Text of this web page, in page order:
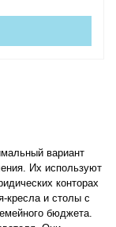
вариант
Их используют
конторах
кресла и столы с
бюджета.